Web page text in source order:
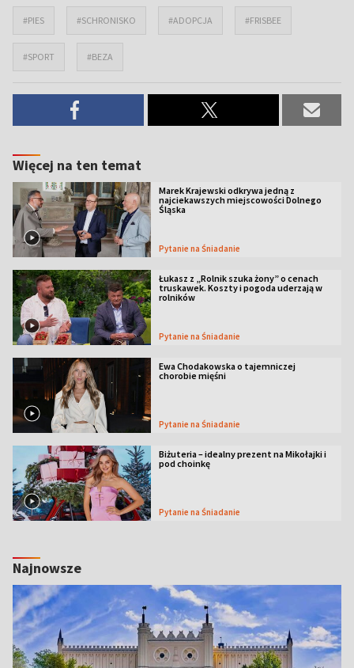
#PIES #SCHRONISKO #ADOPCJA #FRISBEE
#SPORT #BEZA
Więcej na ten temat
Marek Krajewski odkrywa jedną z
najciekawszych miejscowości Dolnego
Śląska
Pytanie na Śniadanie
Łukasz z „Rolnik szuka żony” o cenach
truskawek. Koszty i pogoda uderzają w
rolników
Pytanie na Śniadanie
Ewa Chodakowska o tajemniczej
chorobie mięśni
Pytanie na Śniadanie
Biżuteria – idealny prezent na Mikołajki i
pod choinkę
Pytanie na Śniadanie
Najnowsze